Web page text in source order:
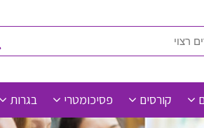
קורסים פסיכומטרי בגרות